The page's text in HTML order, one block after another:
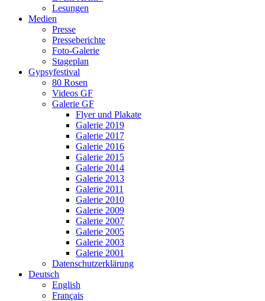
Lesungen
Medien
Presse
Presseberichte
Foto-Galerie
Stageplan
Gypsyfestival
80 Rosen
Videos GF
Galerie GF
Flyer und Plakate
Galerie 2019
Galerie 2017
Galerie 2016
Galerie 2015
Galerie 2014
Galerie 2013
Galerie 2011
Galerie 2010
Galerie 2009
Galerie 2007
Galerie 2005
Galerie 2003
Galerie 2001
Datenschutzerklärung
Deutsch
English
Français